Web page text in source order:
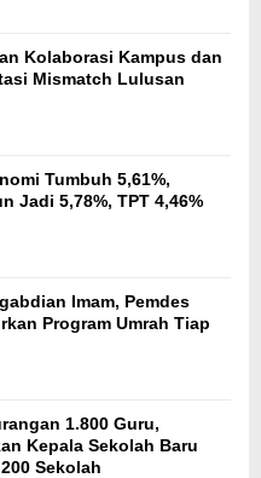
Kolaborasi Kampus dan
Mismatch Lulusan
Tumbuh 5,61%,
Jadi 5,78%, TPT 4,46%
Imam, Pemdes
Program Umrah Tiap
1.800 Guru,
Kepala Sekolah Baru
Sekolah